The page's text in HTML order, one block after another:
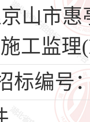
山市
工监理
标编号